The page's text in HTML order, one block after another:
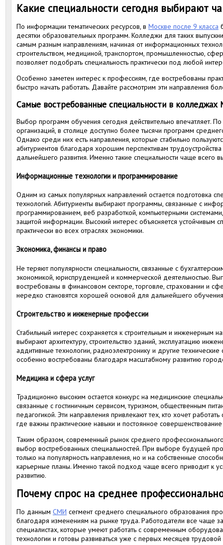
Какие специальности сегодня выбирают
По информации тематических ресурсов, в Москве после 9 класса
десятки образовательных программ. Колледжи для таких
самым разным направлениям, начиная от информационных
строительством, медициной, транспортом, промышленностью,
позволяет подобрать специальность практически под любой
Особенно заметен интерес к профессиям, где востребованы
быстро начать работать. Давайте рассмотрим эти направления
Самые востребованные специальности в колледжах
Выбор программ обучения сегодня действительно впечатляет.
организаций, в столице доступно более тысячи программ
Однако среди них есть направления, которые стабильно
абитуриентов благодаря хорошим перспективам
дальнейшего развития. Именно такие специальности чаще всего
Информационные технологии и программирование
Одним из самых популярных направлений остается подготовка
технологий. Абитуриенты выбирают программы, связанные с
программированием, веб разработкой, компьютерными
защитой информации. Высокий интерес объясняется устойчивым
практически во всех отраслях экономики.
Экономика, финансы и право
Не теряют популярности специальности, связанные с
экономикой, юриспруденцией и коммерческой деятельностью.
востребованы в финансовом секторе, торговле, страховании и
нередко становятся хорошей основой для дальнейшего
Строительство и инженерные профессии
Стабильный интерес сохраняется к строительным и инженерным
выбирают архитектуру, строительство зданий, эксплуатацию
аддитивные технологии, радиоэлектронику и другие
особенно востребованы благодаря масштабному развитию
Медицина и сфера услуг
Традиционно высоким остается конкурс на медицинские
связанные с гостиничным сервисом, туризмом, общественным
педагогикой. Эти направления привлекают тех, кто хочет
где важны практические навыки и постоянное
Таким образом, современный рынок среднего
выбор востребованных специальностей. При выборе будущей
только на популярность направления, но и на собственные
карьерные планы. Именно такой подход чаще всего приводит к
развитию.
Почему спрос на среднее
По данным СМИ сегмент среднего специального образования
благодаря изменениям на рынке труда. Работодатели все чаще
специалистах, которые умеют работать с современным
технологии и готовы развиваться уже с первых месяцев трудовой